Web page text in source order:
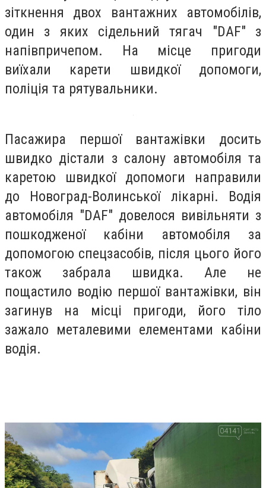
зіткнення двох вантажних автомобілів,
один з яких сідельний тягач "DAF" з
напівпричепом. На місце пригоди
виїхали карети швидкої допомоги,
поліція та рятувальники.
Пасажира першої вантажівки досить
швидко дістали з салону автомобіля та
каретою швидкої допомоги направили
до Новоград-Волинської лікарні. Водія
автомобіля "DAF" довелося вивільняти з
пошкодженої кабіни автомобіля за
допомогою спецзасобів, після цього його
також забрала швидка. Але не
пощастило водію першої вантажівки, він
загинув на місці пригоди, його тіло
зажало металевими елементами кабіни
водія.